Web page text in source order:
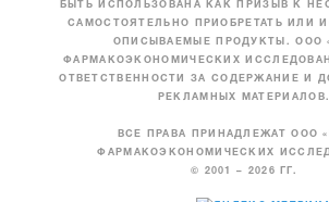
БЫТЬ ИСПОЛЬЗОВАНА КАК ПРИЗЫВ К
САМОСТОЯТЕЛЬНО ПРИОБРЕТАТЬ ИЛИ
ОПИСЫВАЕМЫЕ ПРОДУКТЫ. ООО
ФАРМАКОЭКОНОМИЧЕСКИХ
ОТВЕТСТВЕННОСТИ ЗА СОДЕРЖАНИЕ И
РЕКЛАМНЫХ МАТЕРИАЛОВ.
ВСЕ ПРАВА ПРИНАДЛЕЖАТ ООО
ФАРМАКОЭКОНОМИЧЕСКИХ
© 2001 – 2026 ГГ.